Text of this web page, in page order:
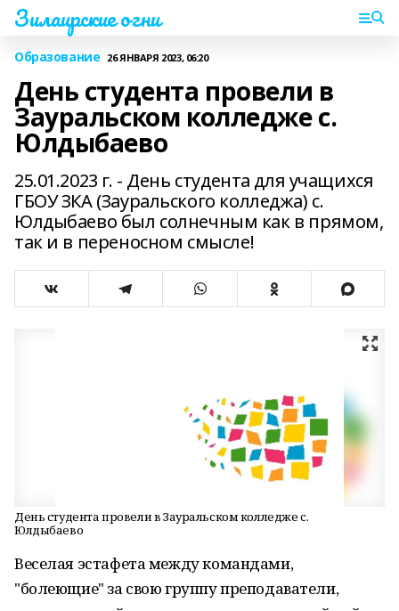
Зилаирские огни
Образование 26 ЯНВАРЯ 2023, 06:20
День студента провели в
Зауральском колледже с.
Юлдыбаево
25.01.2023 г. - День студента для учащихся
ГБОУ ЗКА (Зауральского колледжа) с.
Юлдыбаево был солнечным как в прямом,
так и в переносном смысле!
День студента провели в Зауральском колледже с.
Юлдыбаево
Веселая эстафета между командами,
"болеющие" за свою группу преподаватели,